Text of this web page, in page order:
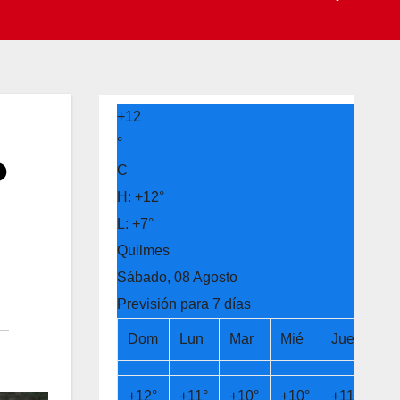
+12
°
C
H: +12°
L: +7°
Quilmes
Sábado, 08 Agosto
Previsión para 7 días
Dom Lun Mar Mié Jue
+12° +11° +10° +10° +11°